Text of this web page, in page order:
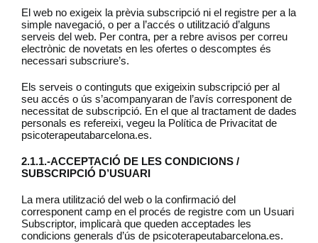
El web no exigeix la prèvia subscripció ni el registre per a la
simple navegació, o per a l’accés o utilització d’alguns
serveis del web. Per contra, per a rebre avisos per correu
electrònic de novetats en les ofertes o descomptes és
necessari subscriure’s.
Els serveis o continguts que exigeixin subscripció per al
seu accés o ús s’acompanyaran de l’avís corresponent de
necessitat de subscripció. En el que al tractament de dades
personals es refereixi, vegeu la Política de Privacitat de
psicoterapeutabarcelona.es.
2.1.1.-ACCEPTACIÓ DE LES CONDICIONS /
SUBSCRIPCIÓ D’USUARI
La mera utilització del web o la confirmació del
corresponent camp en el procés de registre com un Usuari
Subscriptor, implicarà que queden acceptades les
condicions generals d’ús de psicoterapeutabarcelona.es.